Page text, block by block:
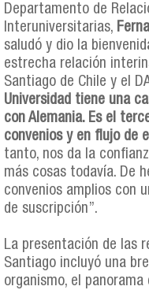
Departamento de
Interuniversitarias,
saludó y dio la
estrecha relación
Santiago de Chile y el
Universidad tiene una
con Alemania. Es el
convenios y en flujo de
tanto, nos da la
más cosas todavía. De
convenios amplios con
de suscripción”.
La presentación de las
Santiago incluyó una
organismo, el